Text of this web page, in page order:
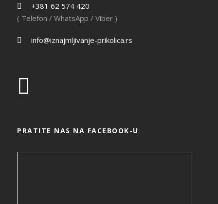
+381 62 574 420
( Telefon / WhatsApp / Viber )
info@iznajmljivanje-prikolica.rs
PRATITE NAS NA FACEBOOK-U